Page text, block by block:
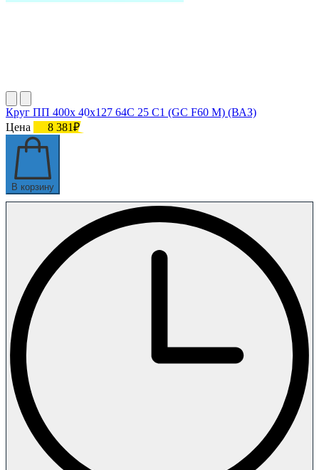
Круг ПП 400х 40х127 64С 25 С1 (GC F60 M) (ВАЗ)
Цена
8 381₽
В корзину